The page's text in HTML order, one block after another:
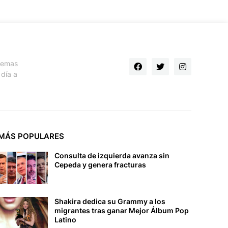
a
POPULARES
Consulta de izquierda avanza sin
Cepeda y genera fracturas
Shakira dedica su Grammy a los
migrantes tras ganar Mejor Álbum Pop
Latino